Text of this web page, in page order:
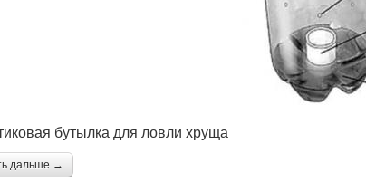
бутылка для ловли хруща
дальше →